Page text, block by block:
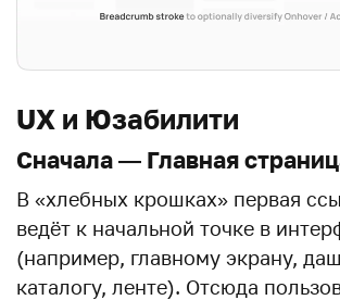
UX и Юзабилити
Сначала — Главная
В «хлебных крошках» первая
ведёт к начальной точке в
(например, главному экрану,
каталогу, ленте). Отсюда